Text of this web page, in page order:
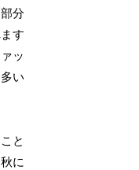
分
す
ッ
い
と
に